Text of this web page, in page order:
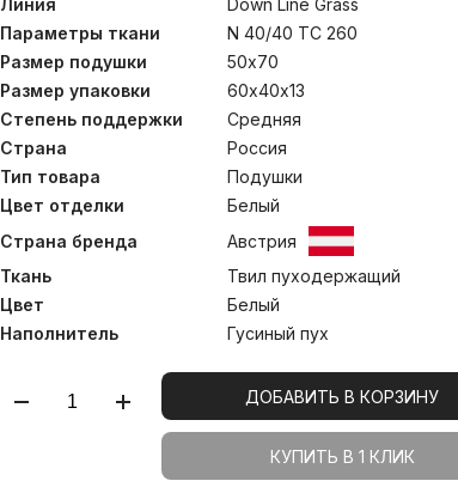
Линия
Down Line Grass
Параметры ткани
N 40/40 TC 260
Размер подушки
50х70
Размер упаковки
60х40х13
Степень поддержки
Средняя
Страна
Россия
Тип товара
Подушки
Цвет отделки
Белый
Страна бренда
Австрия
Ткань
Твил пуходержащий
Цвет
Белый
Наполнитель
Гусиный пух
ДОБАВИТЬ В КОРЗИНУ
КУПИТЬ В 1 КЛИК